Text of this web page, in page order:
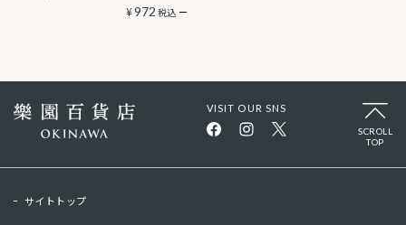
¥972 税込
VISIT OUR SNS
SCROLL
TOP
サイトトップ